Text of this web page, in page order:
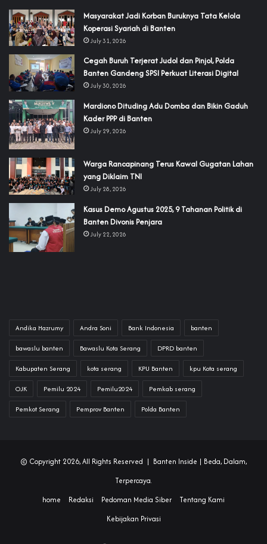
‎Masyarakat Jadi Korban Buruknya Tata Kelola
Koperasi Syariah di Banten
July 31, 2026
Cegah Buruh Terjerat Judol dan Pinjol, Polda
Banten Gandeng SPSI Perkuat Literasi Digital
July 30, 2026
‎Mardiono Dituding Adu Domba dan Bikin Gaduh
Kader PPP di Banten
July 29, 2026
‎Warga Rancapinang Terus Kawal Gugatan Lahan
yang Diklaim TNI‎‎
July 28, 2026
‎Kasus Demo Agustus 2025, 9 Tahanan Politik di
Banten Divonis Penjara
July 22, 2026
Andika Hazrumy Andra Soni Bank Indonesia banten
bawaslu banten Bawaslu Kota Serang DPRD banten
Kabupaten Serang kota serang KPU Banten kpu Kota serang
OJK Pemilu 2024 Pemilu2024 Pemkab serang
Pemkot Serang Pemprov Banten Polda Banten
© Copyright 2026, All Rights Reserved | Banten Inside | Beda, Dalam,
Terpercaya.
home
Redaksi Pedoman Media Siber
Tentang Kami
Kebijakan Privasi